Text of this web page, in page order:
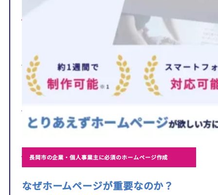
選ばれる理由
制作事例
長岡市の企業・個人事業主に必須のホームページ作成
なぜホームページが重要なのか？